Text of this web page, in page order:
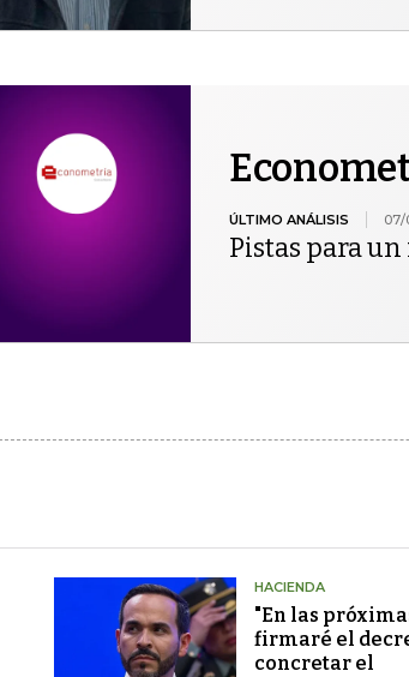
ÚLTIMO ANÁLISIS 07/
Pistas para
HACIENDA
"En las
firmaré el
concretar el